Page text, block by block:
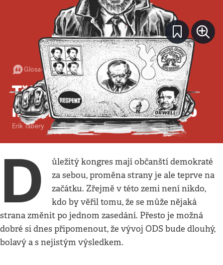
Glosa•20. 6. 2010•2 minuty
Těžký začátek
nečekaného vítěze voleb
Erik Tabery
D
ůležitý kongres mají občanští demokraté
za sebou, proměna strany je ale teprve na
začátku. Zřejmě v této zemi není nikdo,
kdo by věřil tomu, že se může nějaká
strana změnit po jednom zasedání. Přesto je možná
dobré si dnes připomenout, že vývoj ODS bude dlouhý,
bolavý a s nejistým výsledkem.